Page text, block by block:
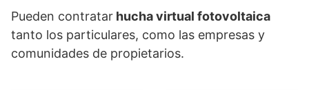
Pueden contratar hucha virtual fotovoltaica
tanto los particulares, como las empresas y
comunidades de propietarios.